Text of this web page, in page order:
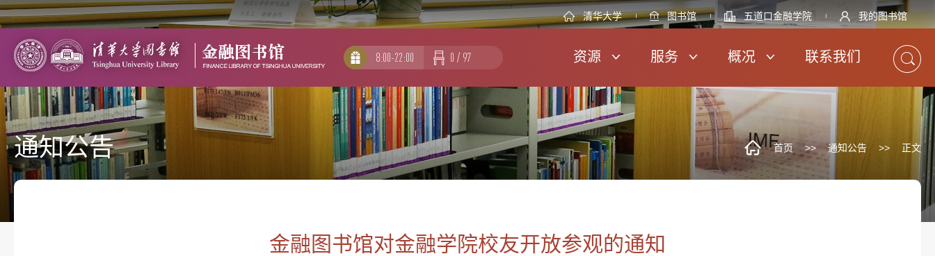
清华大学 图书馆 五道口金融学院 我的图书馆
8:00-22:00 0 / 97 资源 服务 概况 联系我们
通知公告 首页 >> 通知公告 >> 正文
金融图书馆对金融学院校友开放参观的通知